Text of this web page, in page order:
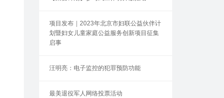
项目发布｜2023年北京市妇联公益伙伴计
划暨妇女儿童家庭公益服务创新项目征集
启事
汪明亮：电子监控的犯罪预防功能
最美退役军人网络投票活动